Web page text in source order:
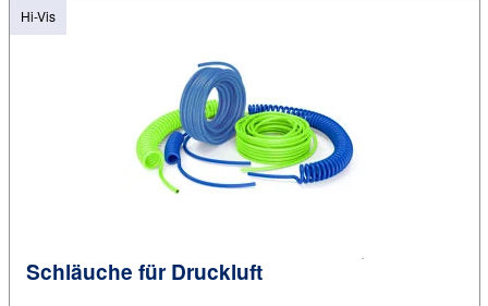
Hi-Vis
Schläuche für Druckluft